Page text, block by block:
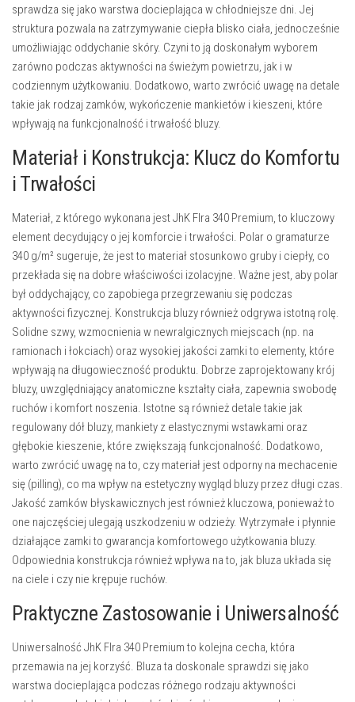
sprawdza się jako warstwa docieplająca w chłodniejsze dni. Jej
struktura pozwala na zatrzymywanie ciepła blisko ciała, jednocześnie
umożliwiając oddychanie skóry. Czyni to ją doskonałym wyborem
zarówno podczas aktywności na świeżym powietrzu, jak i w
codziennym użytkowaniu. Dodatkowo, warto zwrócić uwagę na detale
takie jak rodzaj zamków, wykończenie mankietów i kieszeni, które
wpływają na funkcjonalność i trwałość bluzy.
Materiał i Konstrukcja: Klucz do Komfortu
i Trwałości
Materiał, z którego wykonana jest JhK Flra 340 Premium, to kluczowy
element decydujący o jej komforcie i trwałości. Polar o gramaturze
340 g/m² sugeruje, że jest to materiał stosunkowo gruby i ciepły, co
przekłada się na dobre właściwości izolacyjne. Ważne jest, aby polar
był oddychający, co zapobiega przegrzewaniu się podczas
aktywności fizycznej. Konstrukcja bluzy również odgrywa istotną rolę.
Solidne szwy, wzmocnienia w newralgicznych miejscach (np. na
ramionach i łokciach) oraz wysokiej jakości zamki to elementy, które
wpływają na długowieczność produktu. Dobrze zaprojektowany krój
bluzy, uwzględniający anatomiczne kształty ciała, zapewnia swobodę
ruchów i komfort noszenia. Istotne są również detale takie jak
regulowany dół bluzy, mankiety z elastycznymi wstawkami oraz
głębokie kieszenie, które zwiększają funkcjonalność. Dodatkowo,
warto zwrócić uwagę na to, czy materiał jest odporny na mechacenie
się (pilling), co ma wpływ na estetyczny wygląd bluzy przez długi czas.
Jakość zamków błyskawicznych jest również kluczowa, ponieważ to
one najczęściej ulegają uszkodzeniu w odzieży. Wytrzymałe i płynnie
działające zamki to gwarancja komfortowego użytkowania bluzy.
Odpowiednia konstrukcja również wpływa na to, jak bluza układa się
na ciele i czy nie krępuje ruchów.
Praktyczne Zastosowanie i Uniwersalność
Uniwersalność JhK Flra 340 Premium to kolejna cecha, która
przemawia na jej korzyść. Bluza ta doskonale sprawdzi się jako
warstwa docieplająca podczas różnego rodzaju aktywności